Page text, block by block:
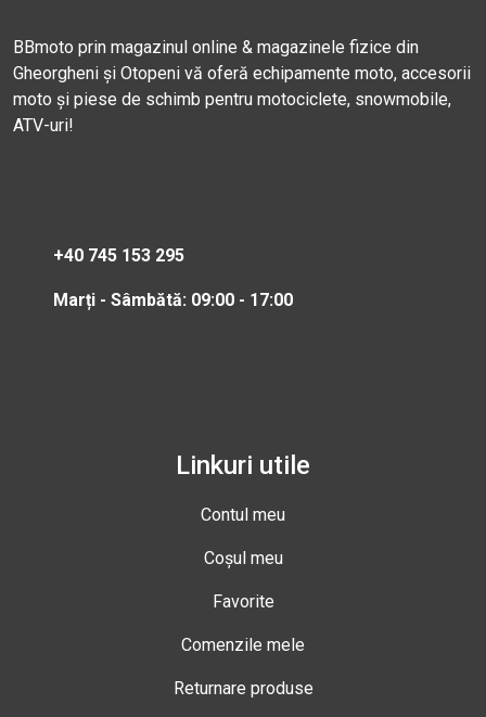
BBmoto prin magazinul online & magazinele fizice din
Gheorgheni și Otopeni vă oferă echipamente moto, accesorii
moto și piese de schimb pentru motociclete, snowmobile,
ATV-uri!
+40 745 153 295
Marți - Sâmbătă: 09:00 - 17:00
Linkuri utile
Contul meu
Coșul meu
Favorite
Comenzile mele
Returnare produse